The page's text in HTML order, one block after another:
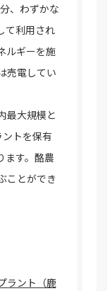
、わずかな
て利用され
ルギーを施
売電してい
最大規模と
トを保有
ます。酪農
ことができ
ラント（鹿